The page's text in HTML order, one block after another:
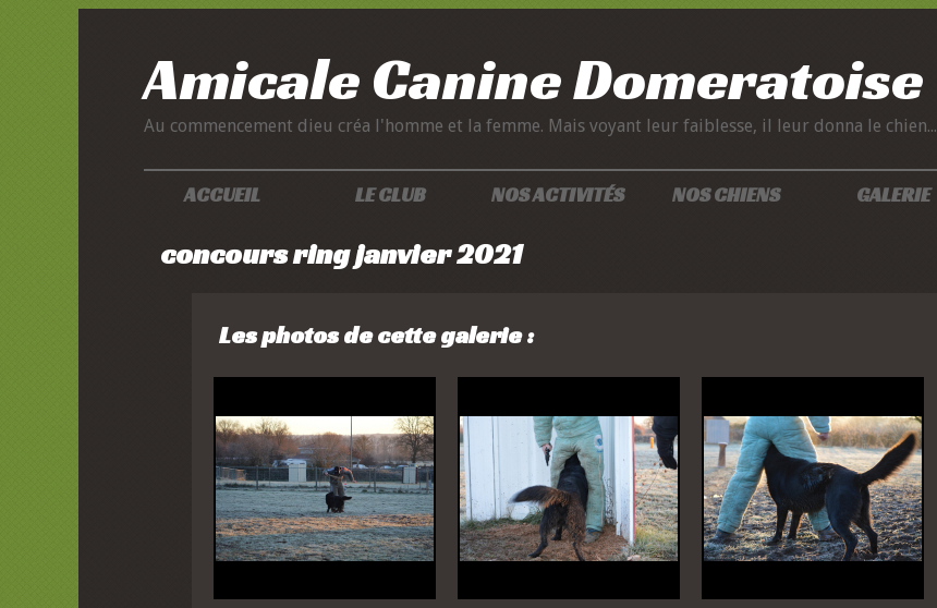
Amicale Canine Domeratoise
Au commencement dieu créa l'homme et la femme. Mais voyant leur faiblesse, il leur donna le chien...
ACCUEIL LE CLUB NOS ACTIVITÉS NOS CHIENS GALERIE
concours ring janvier 2021
Les photos de cette galerie :